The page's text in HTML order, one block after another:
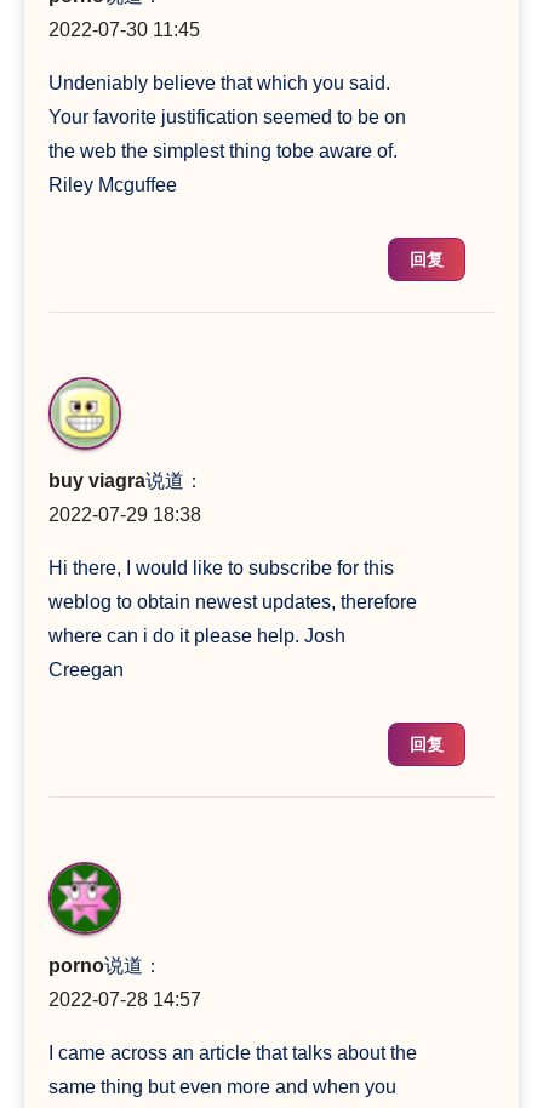
2022-07-30 11:45
Undeniably believe that which you said.
Your favorite justification seemed to be on
the web the simplest thing tobe aware of.
Riley Mcguffee
回复
buy viagra说道：
2022-07-29 18:38
Hi there, I would like to subscribe for this
weblog to obtain newest updates, therefore
where can i do it please help. Josh
Creegan
回复
porno说道：
2022-07-28 14:57
I came across an article that talks about the
same thing but even more and when you